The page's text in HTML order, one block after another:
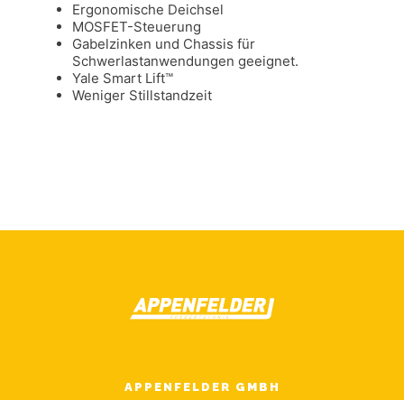
Ergonomische Deichsel
MOSFET-Steuerung
Gabelzinken und Chassis für
Schwerlastanwendungen geeignet.
Yale Smart Lift™
Weniger Stillstandzeit
APPENFELDER GMBH